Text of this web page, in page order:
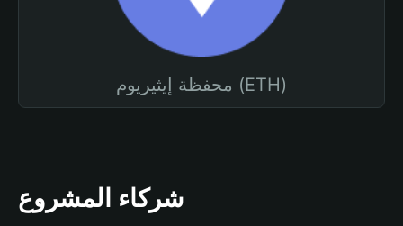
محفظة إيثيريوم (ETH)
شركاء المشروع